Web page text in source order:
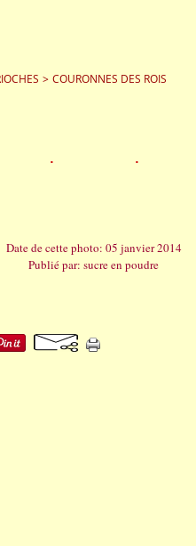
> COURONNES DES ROIS
Date de cette photo: 05 janvier 2014
Publié par: sucre en poudre